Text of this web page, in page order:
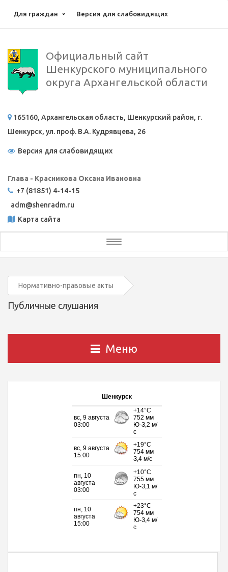
Для граждан Версия для слабовидящих
Официальный сайт
Шенкурского муниципального
округа Архангельской области
165160, Архангельская область, Шенкурский район, г.
Шенкурск, ул. проф. В.А. Кудрявцева, 26
Версия для слабовидящих
Глава - Красникова Оксана Ивановна
+7 (81851) 4-14-15
adm@shenradm.ru
Карта сайта
Toggle
navigation
Нормативно-правовые акты
Публичные слушания
Меню
Шенкурск